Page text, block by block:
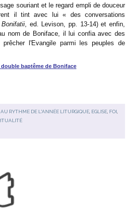
souriant et le regard empli de douceur
il tint avec lui « des conversations
, ed. Levison, pp. 13-14) et enfin,
nom de Boniface, il lui confia avec des
l'Evangile parmi les peuples de
double baptême de Boniface
AU RYTHME DE L'ANNÉE LITURGIQUE, EGLISE, FOI